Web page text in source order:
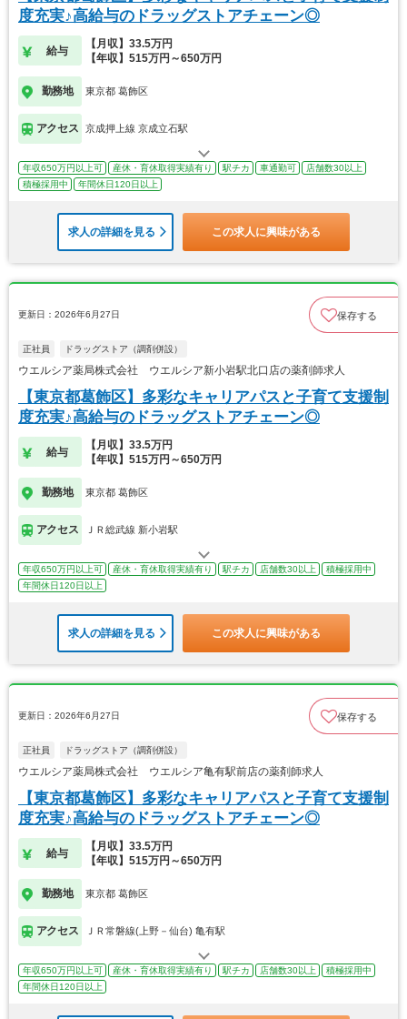
度充実♪高給与のドラッグストアチェーン◎
給与
【月収】33.5万円
【年収】515万円～650万円
勤務地 東京都 葛飾区
アクセス 京成押上線 京成立石駅
年収650万円以上可 産休・育休取得実績有り 駅チカ 車通勤可
店舗数30以上
積極採用中
年間休日120日以上
求人の詳細を見る この求人に興味がある
更新日：2026年6月27日 保存する
正社員 ドラッグストア（調剤併設）
ウエルシア薬局株式会社 ウエルシア新小岩駅北口店の薬剤師求人
【東京都葛飾区】多彩なキャリアパスと子育て支援制
度充実♪高給与のドラッグストアチェーン◎
給与
【月収】33.5万円
【年収】515万円～650万円
勤務地 東京都 葛飾区
アクセス ＪＲ総武線 新小岩駅
年収650万円以上可 産休・育休取得実績有り 駅チカ 店舗数30以上
積極採用中
年間休日120日以上
求人の詳細を見る この求人に興味がある
更新日：2026年6月27日 保存する
正社員 ドラッグストア（調剤併設）
ウエルシア薬局株式会社 ウエルシア亀有駅前店の薬剤師求人
【東京都葛飾区】多彩なキャリアパスと子育て支援制
度充実♪高給与のドラッグストアチェーン◎
給与
【月収】33.5万円
【年収】515万円～650万円
勤務地 東京都 葛飾区
アクセス ＪＲ常磐線(上野－仙台) 亀有駅
年収650万円以上可 産休・育休取得実績有り 駅チカ 店舗数30以上
積極採用中
年間休日120日以上